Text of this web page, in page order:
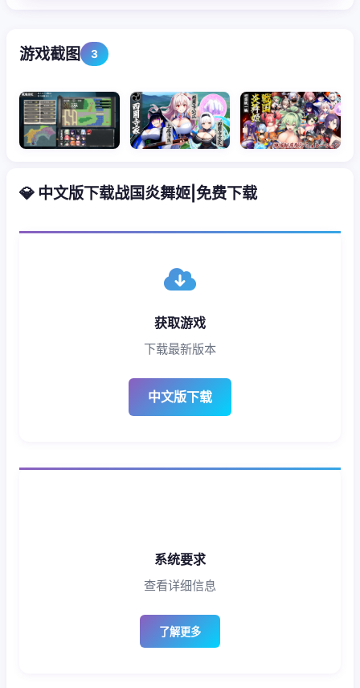
游戏截图 3
💎 中文版下载战国炎舞姬|免费下载
获取游戏
下载最新版本
中文版下载
系统要求
查看详细信息
了解更多